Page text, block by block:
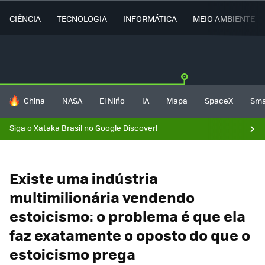
CIÊNCIA TECNOLOGIA INFORMÁTICA MEIO AMBIENTE
TENDÊNCIAS DO DIA
China NASA El Niño IA Mapa SpaceX
Siga o Xataka Brasil no Google Discover!
Existe uma indústria
multimilionária vendendo
estoicismo: o problema é que ela
faz exatamente o oposto do que o
estoicismo prega